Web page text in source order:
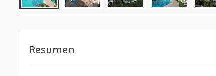
Resumen